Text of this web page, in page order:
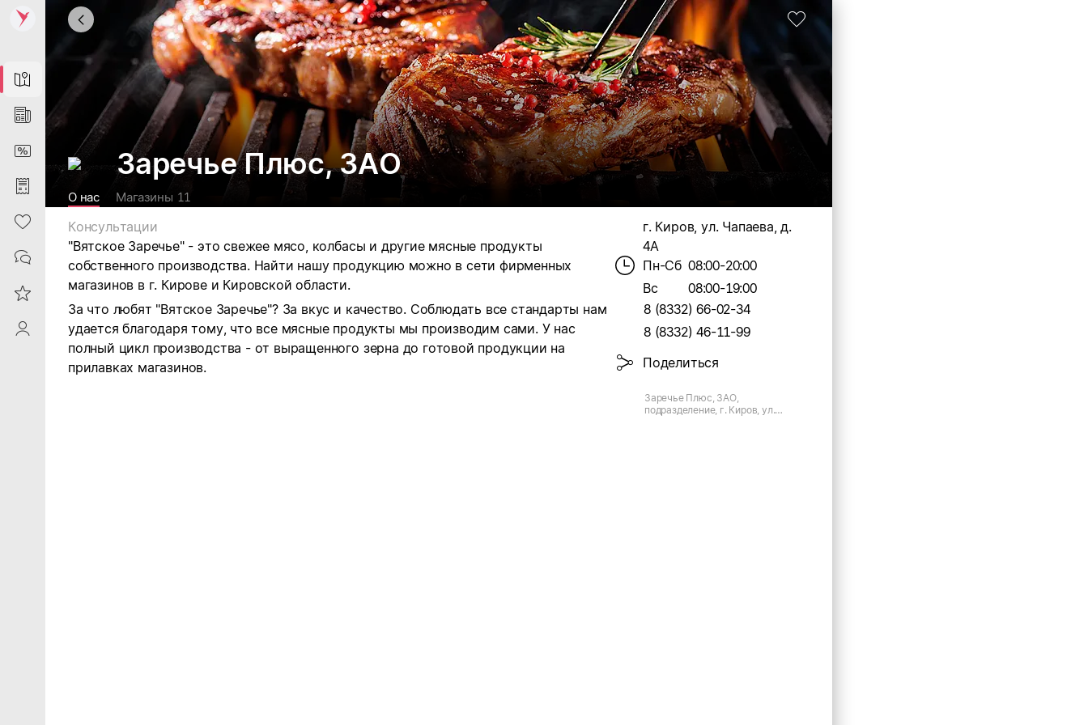
Map
News
DiscountCard
Purchases
Heart
Contacts
Reviews
ProfileSaby
Заречье Плюс, ЗАО
О нас Магазины 11
Консультации
"Вятское Заречье" - это свежее мясо, колбасы и другие мясные продукты
собственного производства. Найти нашу продукцию можно в сети фирменных
магазинов в г. Кирове и Кировской области.
За что любят "Вятское Заречье"? За вкус и качество. Соблюдать все стандарты нам
удается благодаря тому, что все мясные продукты мы производим сами. У нас
полный цикл производства - от выращенного зерна до готовой продукции на
прилавках магазинов.
г. Киров, ул. Чапаева, д.
4А
Пн-Сб 08:00-20:00
Вс
08:00-19:00
8 (8332) 66-02-34
8 (8332) 46-11-99
Поделиться
Заречье Плюс, ЗАО,
подразделение, г. Киров, ул.